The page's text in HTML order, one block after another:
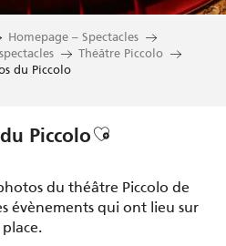
Homepage – Spectacles
Théâtre Piccolo
du Piccolo
PiccoloAjouter aux
du théâtre Piccolo de
évènements qui ont lieu sur
place.